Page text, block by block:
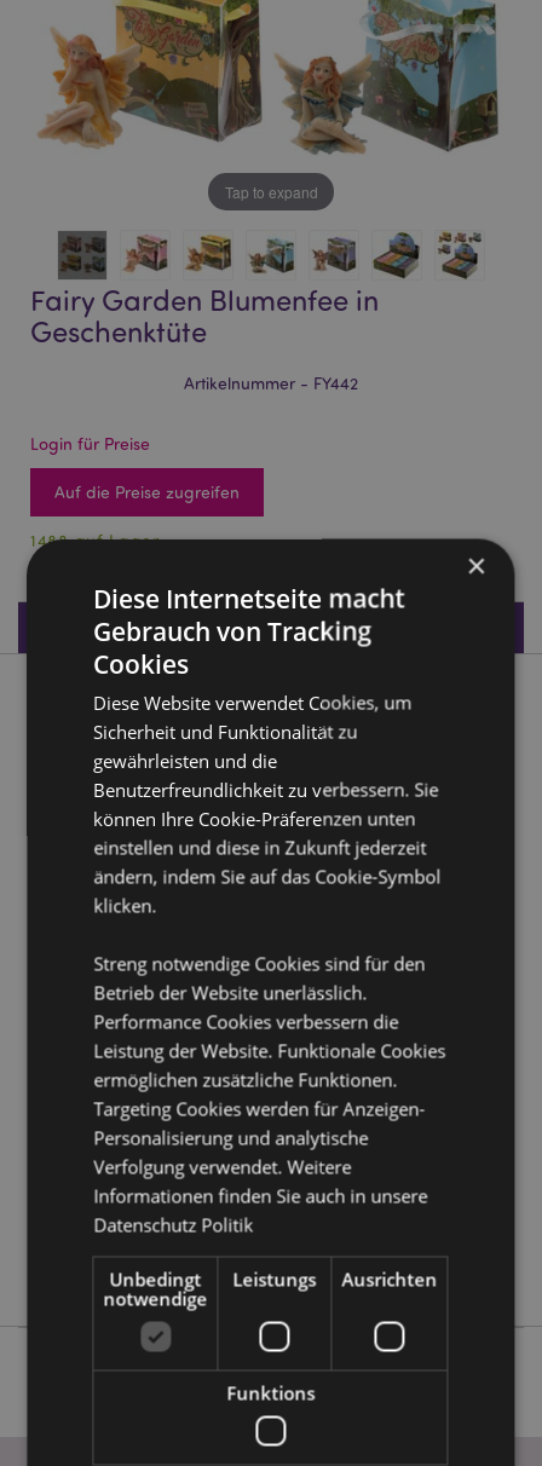
Tap to expand
Fairy Garden Blumenfee in
Geschenktüte
Artikelnummer - FY442
Login für Preise
Auf die Preise zugreifen
1488 auf Lager
Produktdaten
Produktbeschreibung
Fairy Garden Blumenfee in Geschenktüte
Material:Harz und Papier
Produkttressourcen:
Möchten Sie mehr über den Einkauf bei Puckator
erfahren?
Produktattribute
Information
Fee Höhe 3.5-4cm Breite 4cm Tiefe 2 -
2.5cm Tüte 5.5 x 5.5 x 2.5cm
5055071747472
288
0.027000
Keine
Keine
Keine
×
Diese Internetseite macht
Gebrauch von Tracking
Cookies
Diese Website verwendet Cookies, um
Sicherheit und Funktionalität zu
gewährleisten und die
Benutzerfreundlichkeit zu verbessern. Sie
können Ihre Cookie-Präferenzen unten
einstellen und diese in Zukunft jederzeit
ändern, indem Sie auf das Cookie-Symbol
klicken.
Streng notwendige Cookies sind für den
Betrieb der Website unerlässlich.
Performance Cookies verbessern die
Leistung der Website. Funktionale Cookies
ermöglichen zusätzliche Funktionen.
Targeting Cookies werden für Anzeigen-
Personalisierung und analytische
Verfolgung verwendet. Weitere
Informationen finden Sie auch in unsere
Datenschutz Politik
Unbedingt
notwendige
Leistungs Ausrichten
Funktions